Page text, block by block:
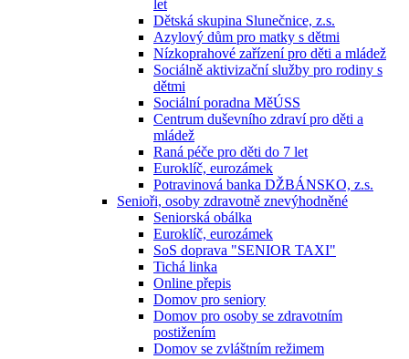
let
Dětská skupina Slunečnice, z.s.
Azylový dům pro matky s dětmi
Nízkoprahové zařízení pro děti a mládež
Sociálně aktivizační služby pro rodiny s
dětmi
Sociální poradna MěÚSS
Centrum duševního zdraví pro děti a
mládež
Raná péče pro děti do 7 let
Euroklíč, eurozámek
Potravinová banka DŽBÁNSKO, z.s.
Senioři, osoby zdravotně znevýhodněné
Seniorská obálka
Euroklíč, eurozámek
SoS doprava "SENIOR TAXI"
Tichá linka
Online přepis
Domov pro seniory
Domov pro osoby se zdravotním
postižením
Domov se zvláštním režimem